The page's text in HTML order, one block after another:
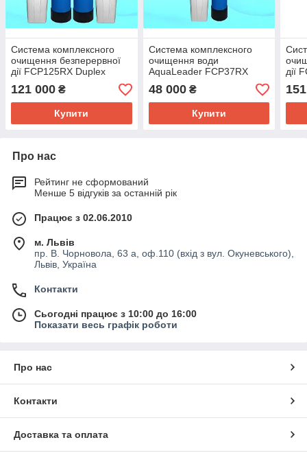
Система комплексного
очищення безперервної
дії FCP125RX Duplex
121 000 ₴
Купити
Система комплексного
очищення води
AquaLeader FCP37RX
48 000₴
Купити
дії
Про нас
Рейтинг не сформований
Менше 5 відгуків за останній рік
Працює з 02.06.2010
м. Львів
пр. В. Чорновола, 63 а, оф.110 (вхід з вул. Окуневського),
Львів, Україна
Контакти
Сьогодні працює з 10:00 до 16:00
Показати весь графік роботи
Про нас
Контакти
Доставка та оплата